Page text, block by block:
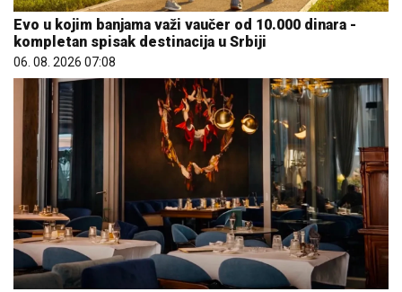
Evo u kojim banjama važi vaučer od 10.000 dinara -
kompletan spisak destinacija u Srbiji
06. 08. 2026 07:08